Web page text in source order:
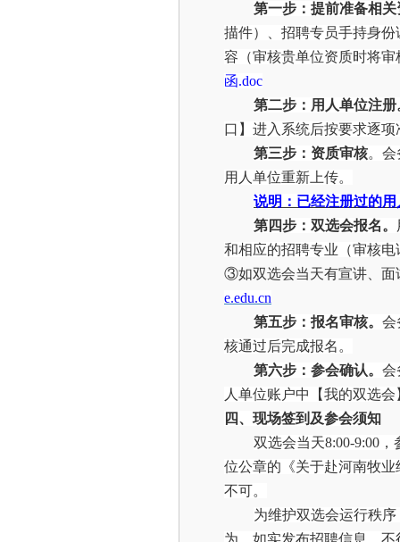
第一步 ： 提前准备相关
描件）、招聘专员手持身
容（审核贵单位资质时将
函.doc
第二步 ： 用人单位注册
口】进入系统后按要求逐
第三步：资质审核。
用人单位重新上传。
说明：已经注册过的
第四步：双选会报名。
和相应的招聘专业（审核电
③如双选会当天有宣讲、
e.edu.cn
第五步 ： 报名审核。 会
核通过后完成报名。
第六步 ： 参会确认。 会
人单位账户中【我的双选
四、 现场签到 及参会须知
双选会当天8:00-9:00
位公章的《关于赴河南牧
不可。
为维护双选会运行秩
为，如实发布招聘信息，